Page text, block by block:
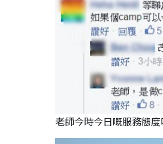
老師今時今日嘅服務態